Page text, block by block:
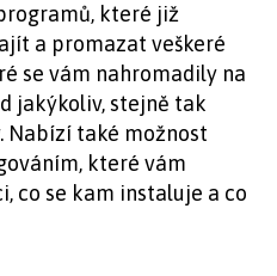
které již
a promazat veškeré
se vám nahromadily na
jakýkoliv, stejně tak
Nabízí také možnost
které vám
co se kam instaluje a co